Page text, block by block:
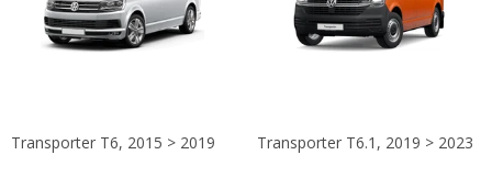
Transporter T6, 2015 > 2019 Transporter T6.1, 2019 > 2023